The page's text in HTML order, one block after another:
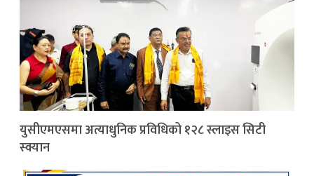
युसीएमएसमा अत्याधुनिक प्रविधिको १२८ स्लाइस सिटी
स्क्यान